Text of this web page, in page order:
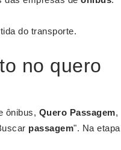
do transporte.
no quero
ônibus, Quero Passagem,
passagem". Na etapa